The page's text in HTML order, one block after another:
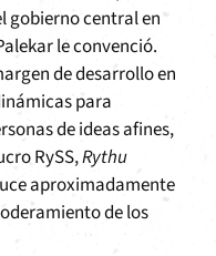
gobierno central en
le convenció.
de desarrollo en
para
de ideas afines,
RySS,Rythu
aproximadamente
de los